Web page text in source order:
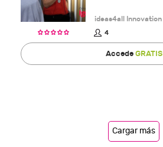
ideas4all Innovation
4
AccedeGRATIS
Cargar más